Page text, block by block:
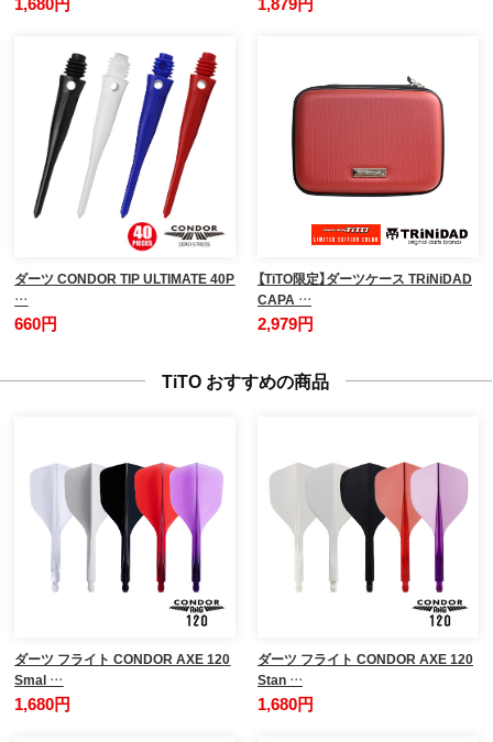
ダーツ CONDOR TIP ULTIMATE 40P
…
660円
【TiTO限定】ダーツケース TRiNiDAD
CAPA …
2,979円
TiTO おすすめの商品
ダーツ フライト CONDOR AXE 120
Smal …
1,680円
ダーツ フライト CONDOR AXE 120
Stan …
1,680円